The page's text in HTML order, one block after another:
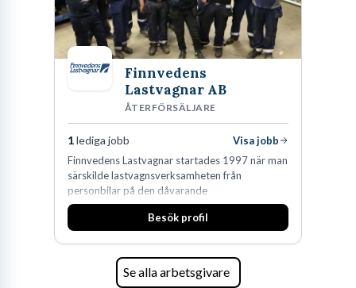
Finnvedens
Lastvagnar AB
ÅTERFÖRSÄLJARE
1lediga jobb
Visa jobb
Finnvedens Lastvagnar startades 1997 när man
särskilde lastvagnsverksamheten från
personbilar på den dåvarande
huvudanläggningen i Värnamo. Sedan dess har
man expanderat kraftigt genom ett antal
Lastvagnar och finns representerade på 20
orter i södra Sverige.
Besök profil
Se alla arbetsgivare